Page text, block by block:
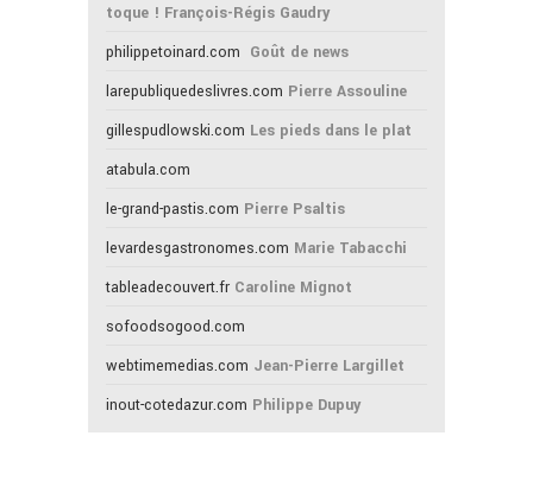
toque ! François-Régis Gaudry
philippetoinard.com Goût de news
larepubliquedeslivres.com Pierre Assouline
gillespudlowski.com Les pieds dans le plat
atabula.com
le-grand-pastis.com Pierre Psaltis
levardesgastronomes.com Marie Tabacchi
tableadecouvert.fr Caroline Mignot
sofoodsogood.com
webtimemedias.com Jean-Pierre Largillet
inout-cotedazur.com Philippe Dupuy